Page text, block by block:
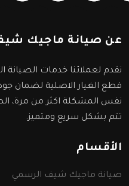
عن صيانة ماجيك
نقدم لعملائنا خدمات
قطع الغيار الاصلية لضمان
نفس المشكلة اكثر من مرة،
تتم بشكل سريع ومتميز.
الأقسام
صيانة ماجيك شيف الرسمي